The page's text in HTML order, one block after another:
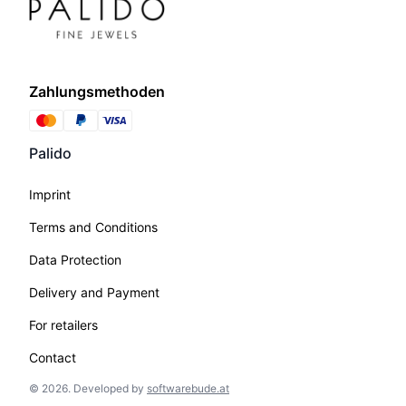
Zahlungsmethoden
Palido
Imprint
Terms and Conditions
Data Protection
Delivery and Payment
For retailers
Contact
© 2026. Developed by softwarebude.at